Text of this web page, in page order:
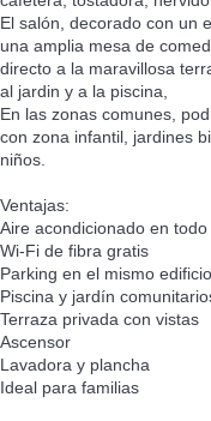
El salón, decorado con un
una amplia mesa de
directo a la maravillosa
al jardin y a la piscina,
En las zonas comunes,
con zona infantil, jardines
niños.
Ventajas:
Aire acondicionado en
Wi-Fi de fibra gratis
Parking en el mismo edificio
Piscina y jardín
Terraza privada con vistas
Ascensor
Lavadora y plancha
Ideal para familias